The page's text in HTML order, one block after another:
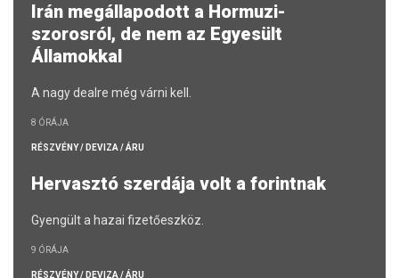
Irán megállapodott a Hormuzi-
szorosról, de nem az Egyesült
Államokkal
A nagy dealre még várni kell.
8 ÓRÁJA
RÉSZVÉNY / DEVIZA / ÁRU
Hervasztó szerdája volt a forintnak
Gyengült a hazai fizetőeszköz.
9 ÓRÁJA
RÉSZVÉNY / DEVIZA / ÁRU